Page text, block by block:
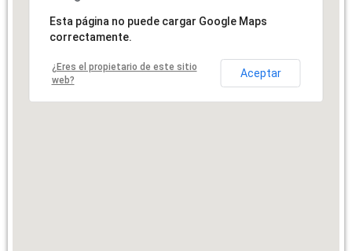
Esta página no puede cargar Google Maps
correctamente.
¿Eres el propietario de este sitio
web?
Aceptar